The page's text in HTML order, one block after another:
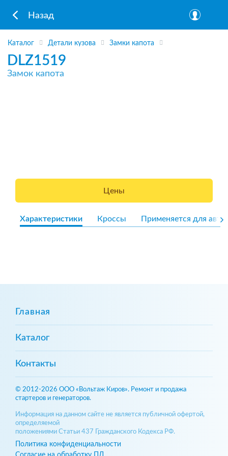
Назад
Каталог Детали кузова Замки капота
DLZ1519
Замок капота
Цены
Характеристики Кроссы Применяется для авто
Главная
Каталог
Контакты
© 2012-2026 ООО «Вольтаж Киров». Ремонт и продажа
стартеров и генераторов.
Информация на данном сайте не является публичной офертой,
определяемой
положениями Статьи 437 Гражданского Кодекса РФ.
Политика конфиденциальности